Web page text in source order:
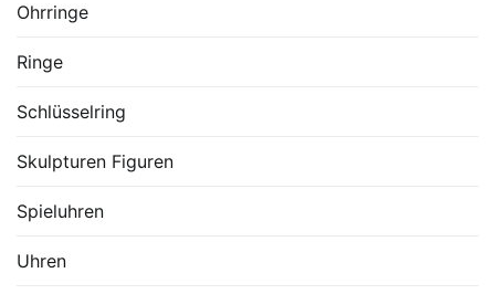
Ohrringe
Ringe
Schlüsselring
Skulpturen Figuren
Spieluhren
Uhren